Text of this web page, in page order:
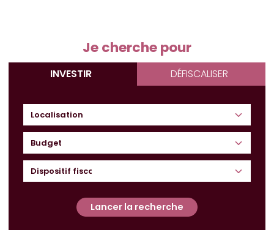
Je cherche pour
INVESTIR DÉFISCALISER
Budget
Lancer la recherche